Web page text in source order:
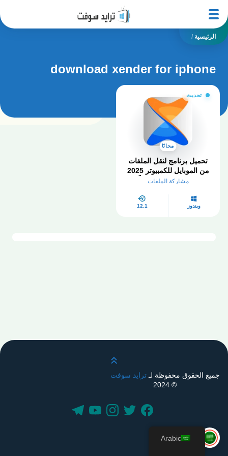
الرئيسية /
download xender for iphone
تحديث
مجانًا
تحميل برنامج لنقل الملفات
من الموبايل للكمبيوتر 2025
Xender كامل مجاناً
مشاركة الملفات
ويندوز 12.1
قم بالتمرير لأعلى
جميع الحقوق محفوظة لـترايد سوفت
© 2024
Arabic